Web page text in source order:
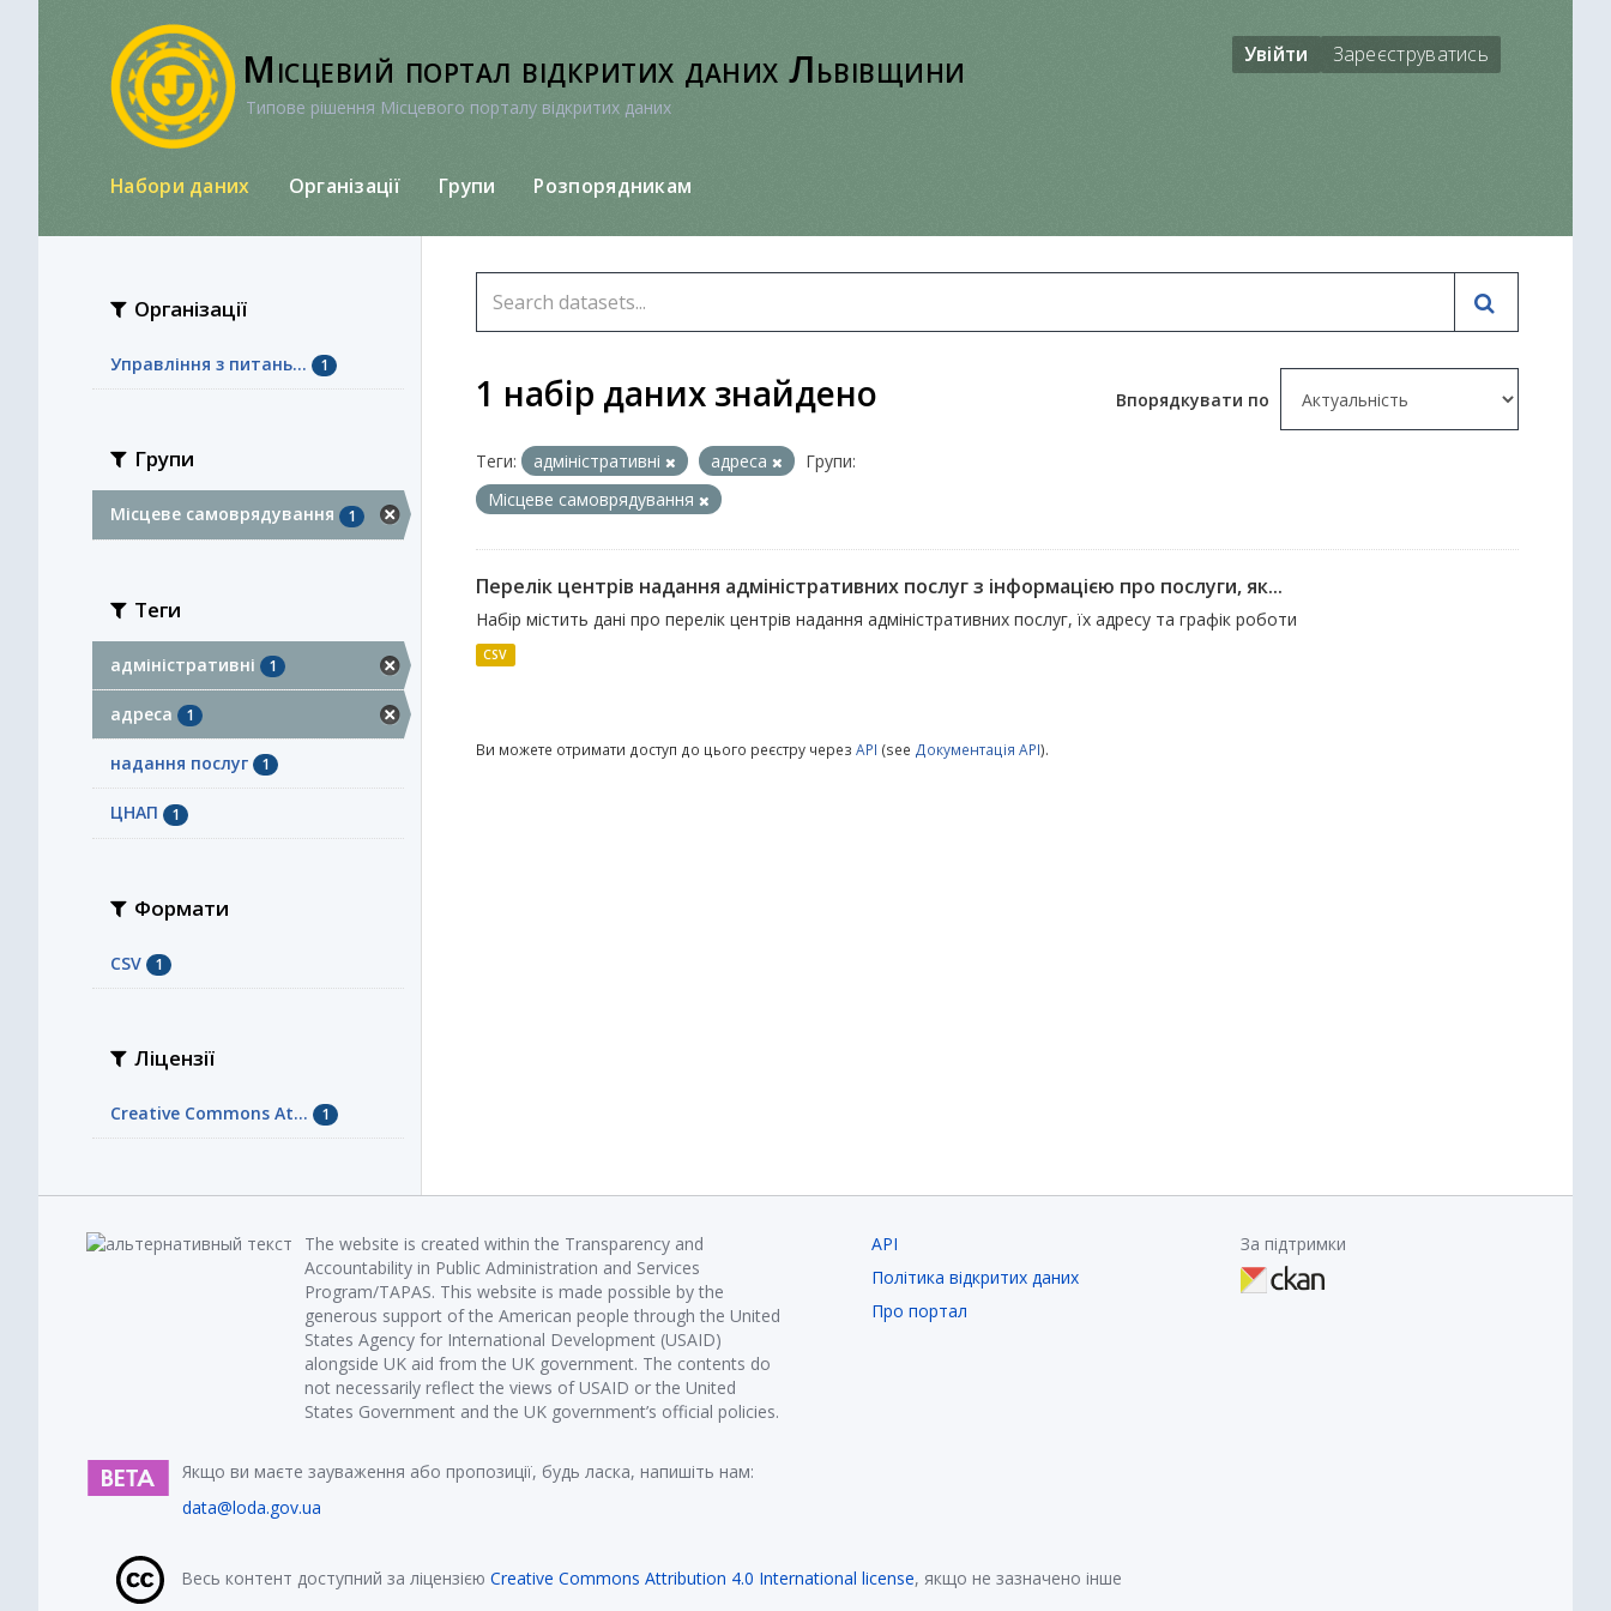
Місцевий портал відкритих даних Львівщини
Типове рішення Місцевого порталу відкритих даних
Увійти Зареєструватись
Набори даних Організації Групи Розпорядникам
Організації
Управління з питань... 1
Групи
Місцеве самоврядування 1
Теги
адміністративні 1
адреса 1
надання послуг 1
ЦНАП 1
Формати
CSV 1
Ліцензії
Creative Commons At... 1
Впорядкувати по
1 набір даних знайдено
Теги: адміністративні адреса
Групи:
Місцеве самоврядування
Перелік центрів надання адміністративних послуг з інформацією про послуги, як...
Набір містить дані про перелік центрів надання адміністративних послуг, їх адресу та графік роботи
CSV
Ви можете отримати доступ до цього реєстру через API (see Документація API).
The website is created within the Transparency and
Accountability in Public Administration and Services
Program/TAPAS. This website is made possible by the
generous support of the American people through the United
States Agency for International Development (USAID)
alongside UK aid from the UK government. The contents do
not necessarily reflect the views of USAID or the United
States Government and the UK government’s official policies.
Якщо ви маєте зауваження або пропозиції, будь ласка, напишіть нам:
data@loda.gov.ua
API
Політика відкритих даних
Про портал
За підтримки
Весь контент доступний за ліцензією Creative Commons Attribution 4.0 International license, якщо не зазначено інше